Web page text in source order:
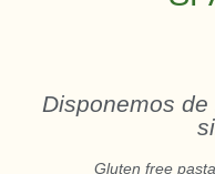
Disponemos
Gluten free